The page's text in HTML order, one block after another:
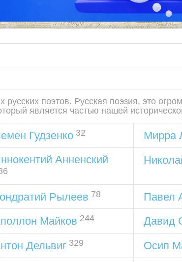
поэтов. Русская поэзия, это
является частью нашей
Гудзенко 32 Мирра
Анненский
Рылеев 78 Павел
Майков 244 Давид
Дельвиг 329 Осип